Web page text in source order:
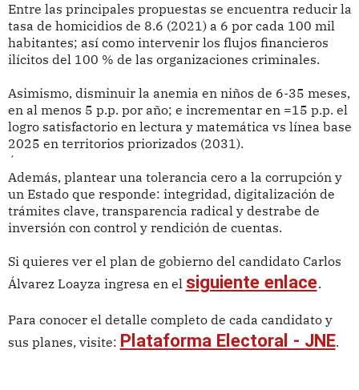
Entre las principales propuestas se encuentra reducir la
tasa de homicidios de 8.6 (2021) a 6 por cada 100 mil
habitantes; así como intervenir los flujos financieros
ilícitos del 100 % de las organizaciones criminales.
Asimismo, disminuir la anemia en niños de 6-35 meses,
en al menos 5 p.p. por año; e incrementar en =15 p.p. el
logro satisfactorio en lectura y matemática vs línea base
2025 en territorios priorizados (2031).
´
Además, plantear una tolerancia cero a la corrupción y
un Estado que responde: integridad, digitalización de
trámites clave, transparencia radical y destrabe de
inversión con control y rendición de cuentas.
Si quieres ver el plan de gobierno del candidato Carlos
Álvarez Loayza ingresa en el siguiente enlace.
Para conocer el detalle completo de cada candidato y
sus planes, visite: Plataforma Electoral - JNE.